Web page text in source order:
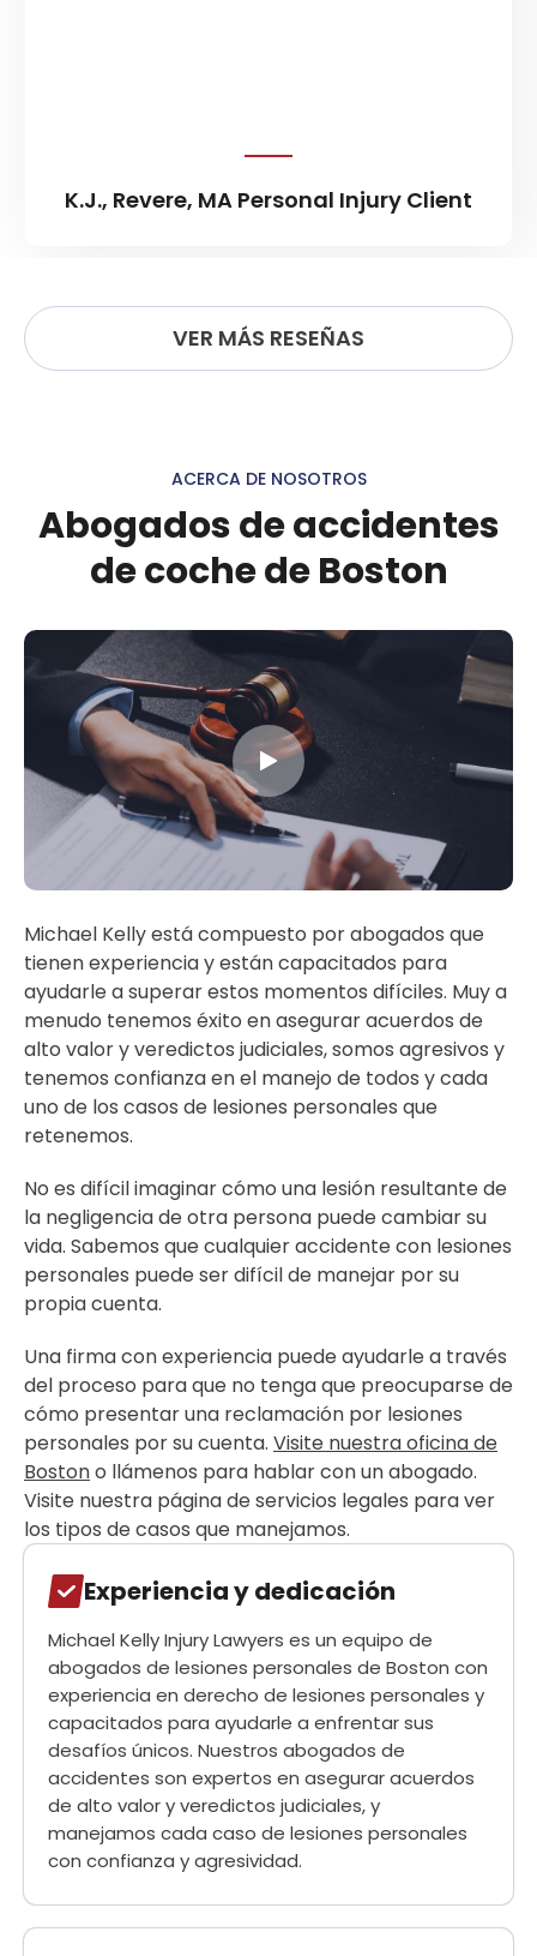
H.R., Worcester, MA
VER MÁS RESEÑAS
ACERCA DE NOSOTROS
Abogados de accidentes
de coche de Boston
Michael Kelly está compuesto por abogados que
tienen experiencia y están capacitados para
ayudarle a superar estos momentos difíciles. Muy a
menudo tenemos éxito en asegurar acuerdos de
alto valor y veredictos judiciales, somos agresivos y
tenemos confianza en el manejo de todos y cada
uno de los casos de lesiones personales que
retenemos.
No es difícil imaginar cómo una lesión resultante de
la negligencia de otra persona puede cambiar su
vida. Sabemos que cualquier accidente con lesiones
personales puede ser difícil de manejar por su
propia cuenta.
Una firma con experiencia puede ayudarle a través
del proceso para que no tenga que preocuparse de
cómo presentar una reclamación por lesiones
personales por su cuenta. Visite nuestra oficina de
Bostono llámenos para hablar con un abogado.
Visite nuestra página de servicios legales para ver
los tipos de casos que manejamos.
Experiencia y dedicación
Michael Kelly Injury Lawyers es un equipo de
abogados de lesiones personales de Boston con
experiencia en derecho de lesiones personales y
capacitados para ayudarle a enfrentar sus
desafíos únicos. Nuestros abogados de
accidentes son expertos en asegurar acuerdos
de alto valor y veredictos judiciales, y
manejamos cada caso de lesiones personales
con confianza y agresividad.